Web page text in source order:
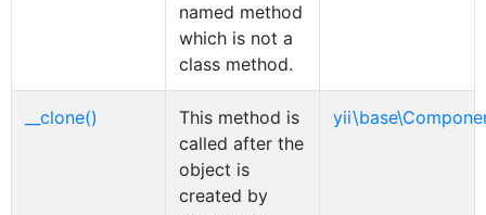
named method
which is not a
class method.
__clone()
This method is
called after the
object is
created by